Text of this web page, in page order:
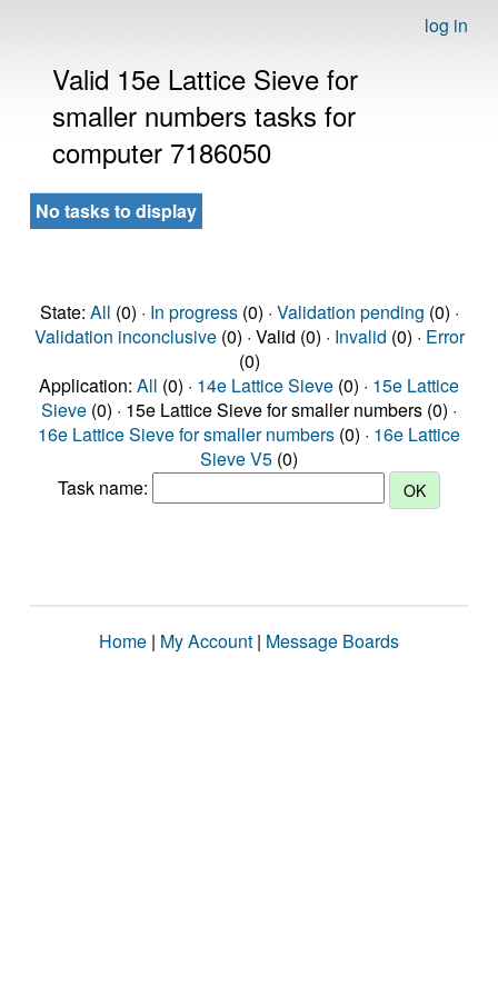
log in
Valid 15e Lattice Sieve for
smaller numbers tasks for
computer 7186050
No tasks to display
State: All (0) · In progress(0) · Validation pending (0) ·
Validation inconclusive(0) · Valid (0) · Invalid (0) · Error
(0)
Application: All (0) · 14e Lattice Sieve (0) · 15e Lattice
Sieve (0) · 15e Lattice Sieve for smaller numbers (0) ·
16e Lattice Sieve for smaller numbers (0) · 16e Lattice
Sieve V5 (0)
Task name:
Home | My Account | Message Boards